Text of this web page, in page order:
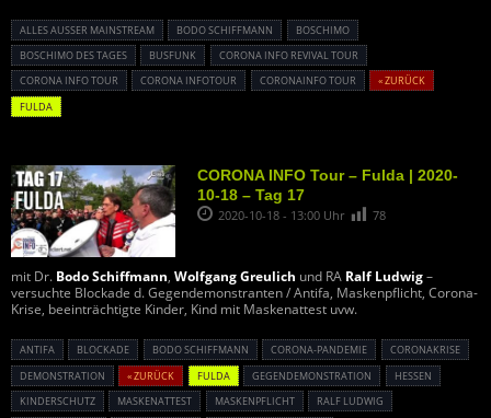
ALLES AUSSER MAINSTREAM BODO SCHIFFMANN
BOSCHIMO
BOSCHIMO DES TAGES
BUSFUNK
CORONA INFO REVIVAL TOUR
CORONA INFO TOUR
CORONA INFOTOUR CORONAINFO TOUR
« ZURÜCK
FULDA
CORONA INFO Tour – Fulda | 2020-
10-18 – Tag 17
2020-10-18 - 13:00 Uhr 78
mit Dr. Bodo Schiffmann, Wolfgang Greulich und RA Ralf Ludwig–
versuchte Blockade d. Gegendemonstranten / Antifa, Maskenpflicht, Corona-
Krise, beeinträchtigte Kinder, Kind mit Maskenattest uvw.
ANTIFA BLOCKADE BODO SCHIFFMANN CORONA-PANDEMIE
CORONAKRISE
DEMONSTRATION
« ZURÜCK FULDA GEGENDEMONSTRATION
HESSEN
KINDERSCHUTZ
MASKENATTEST MASKENPFLICHT RALF LUDWIG